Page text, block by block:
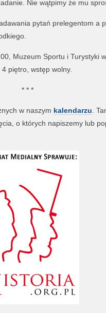
Nie wątpimy że mu
pytań prelegentom a
Muzeum Sportu i Turystyki
piętro, wstęp wolny.
* * *
w naszym kalendarzu .
o których napiszemy lub